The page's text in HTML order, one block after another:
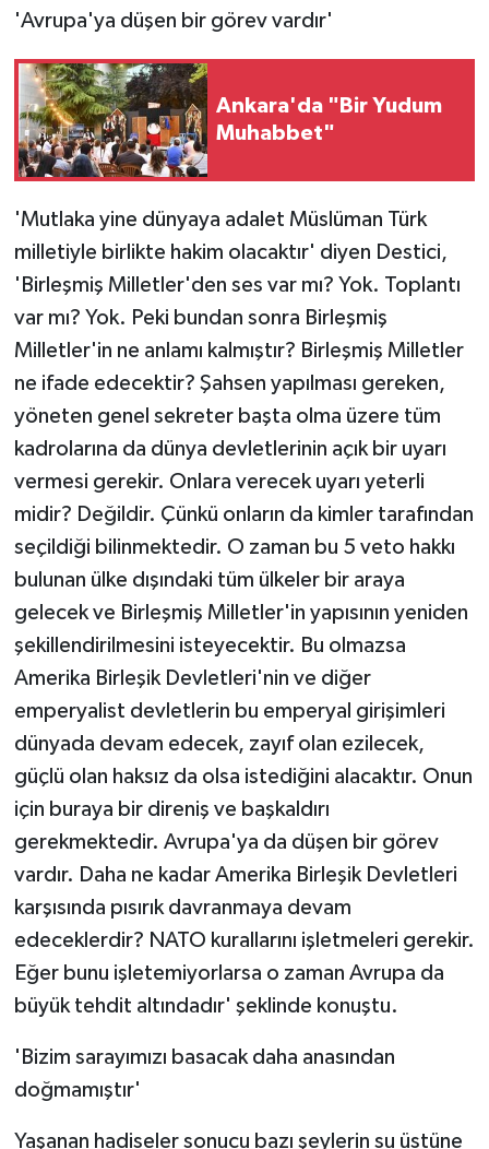
'Avrupa'ya düşen bir görev vardır'
Ankara'da "Bir Yudum
Muhabbet"
'Mutlaka yine dünyaya adalet Müslüman Türk
milletiyle birlikte hakim olacaktır' diyen Destici,
'Birleşmiş Milletler'den ses var mı? Yok. Toplantı
var mı? Yok. Peki bundan sonra Birleşmiş
Milletler'in ne anlamı kalmıştır? Birleşmiş Milletler
ne ifade edecektir? Şahsen yapılması gereken,
yöneten genel sekreter başta olma üzere tüm
kadrolarına da dünya devletlerinin açık bir uyarı
vermesi gerekir. Onlara verecek uyarı yeterli
midir? Değildir. Çünkü onların da kimler tarafından
seçildiği bilinmektedir. O zaman bu 5 veto hakkı
bulunan ülke dışındaki tüm ülkeler bir araya
gelecek ve Birleşmiş Milletler'in yapısının yeniden
şekillendirilmesini isteyecektir. Bu olmazsa
Amerika Birleşik Devletleri'nin ve diğer
emperyalist devletlerin bu emperyal girişimleri
dünyada devam edecek, zayıf olan ezilecek,
güçlü olan haksız da olsa istediğini alacaktır. Onun
için buraya bir direniş ve başkaldırı
gerekmektedir. Avrupa'ya da düşen bir görev
vardır. Daha ne kadar Amerika Birleşik Devletleri
karşısında pısırık davranmaya devam
edeceklerdir? NATO kurallarını işletmeleri gerekir.
Eğer bunu işletemiyorlarsa o zaman Avrupa da
büyük tehdit altındadır' şeklinde konuştu.
'Bizim sarayımızı basacak daha anasından
doğmamıştır'
Yaşanan hadiseler sonucu bazı şeylerin su üstüne